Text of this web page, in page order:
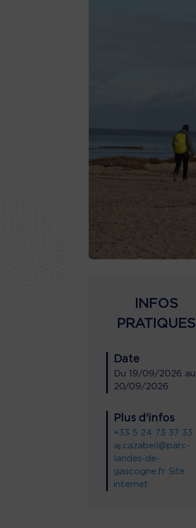
INFOS
PRATIQUES
Date
Du 19/09/2026 au
20/09/2026
Plus d'infos
+33 5 24 73 37 33
aj.cazabeil@parc-
landes-de-
gascogne.fr Site
internet